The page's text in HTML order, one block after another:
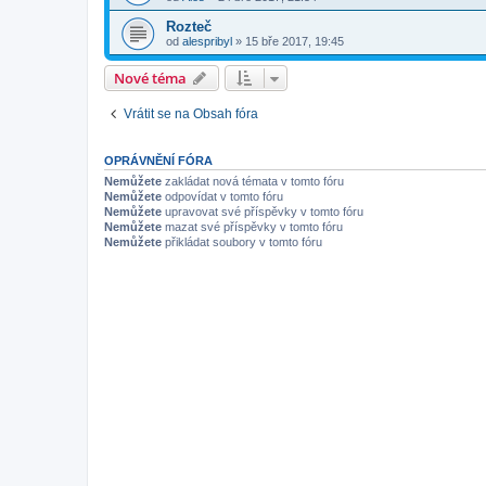
Rozteč
od alespribyl » 15 bře 2017, 19:45
Nové téma
Vrátit se na Obsah fóra
OPRÁVNĚNÍ FÓRA
Nemůžete zakládat nová témata v tomto fóru
Nemůžete odpovídat v tomto fóru
Nemůžete upravovat své příspěvky v tomto fóru
Nemůžete mazat své příspěvky v tomto fóru
Nemůžete přikládat soubory v tomto fóru